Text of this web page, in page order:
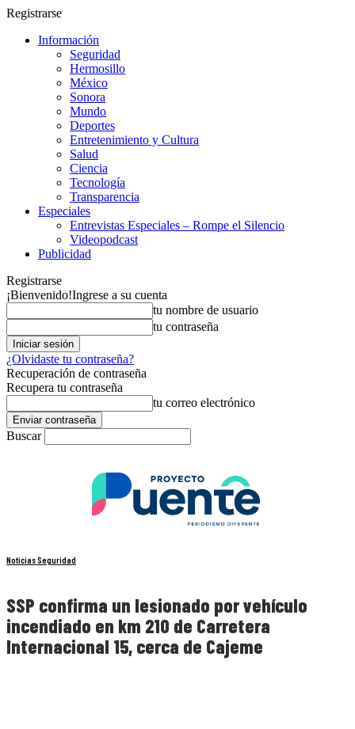
Registrarse
Información
Seguridad
Hermosillo
México
Sonora
Mundo
Deportes
Entretenimiento y Cultura
Salud
Ciencia
Tecnología
Transparencia
Especiales
Entrevistas Especiales – Rompe el Silencio
Videopodcast
Publicidad
Registrarse
¡Bienvenido!Ingrese a su cuenta
tu nombre de usuario
tu contraseña
¿Olvidaste tu contraseña?
Recuperación de contraseña
Recupera tu contraseña
tu correo electrónico
Buscar
Noticias Seguridad
SSP confirma un lesionado por vehículo
incendiado en km 210 de Carretera
Internacional 15, cerca de Cajeme